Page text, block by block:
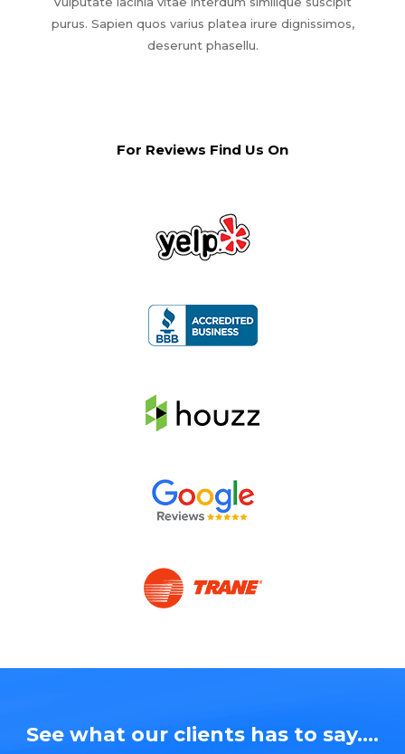
purus. Sapien quos varius platea irure dignissimos,
deserunt phasellu.
For Reviews Find Us On
See what our clients has to say....